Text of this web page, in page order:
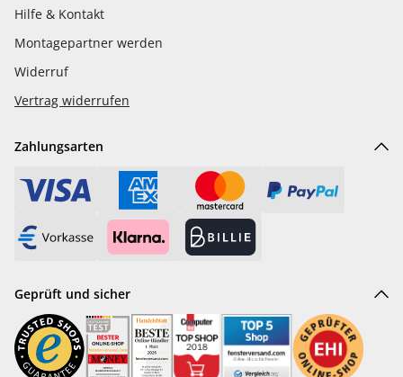
Hilfe & Kontakt
Montagepartner werden
Widerruf
Vertrag widerrufen
Zahlungsarten
Geprüft und sicher